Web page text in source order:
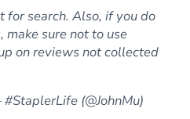
for search. Also, if you do
make sure not to use
on reviews not collected
(@JohnMu)